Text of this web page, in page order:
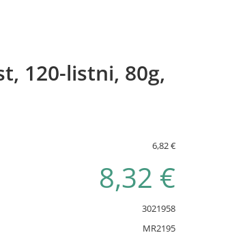
120-listni, 80g,
6,82 €
8,32 €
3021958
MR2195